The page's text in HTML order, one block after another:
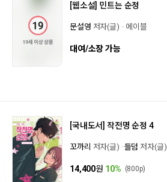
[웹소설] 민트는 순정
문설영 저자(글) 에이블
대여/소장 가능
[국내도서] 작전명 순정 4
꼬까리 저자(글) 들덤 저자(글)
14,400원 10% (800p)